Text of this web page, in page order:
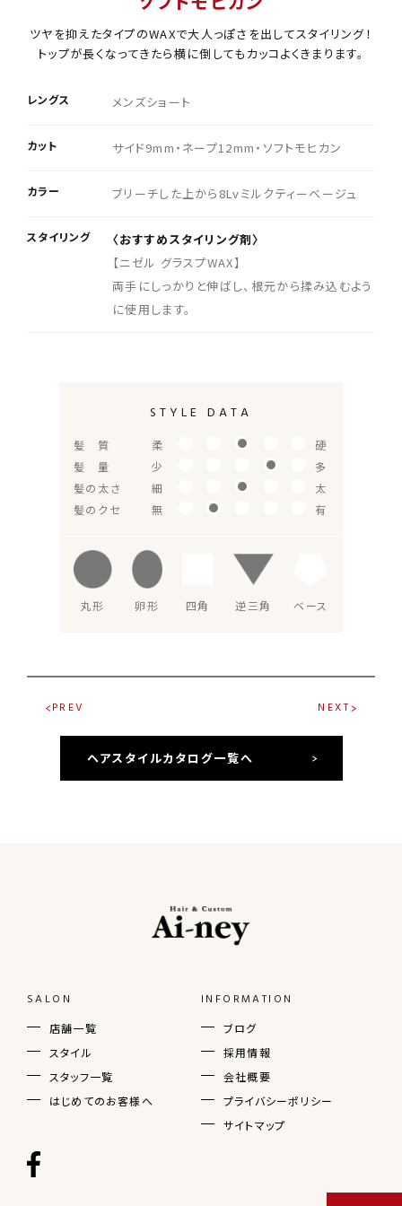
ツヤを抑えたタイプのWAXで大人っぽさを出してスタイリング！
トップが長くなってきたら横に倒してもカッコよくきまります。
レングス メンズショート
カット サイド9mm・ネープ12mm・ソフトモヒカン
カラー ブリーチした上から8Lvミルクティーベージュ
スタイリング
〈おすすめスタイリング剤〉
【ニゼル グラスプWAX】
両手にしっかりと伸ばし、根元から揉み込むよう
に使用します。
STYLE DATA
髪 質 柔
硬
髪 量
少
多
髪の太さ
細
太
髪のクセ
無 有
丸形 卵形 四角 逆三角 ベース
PREV NEXT
ヘアスタイルカタログ一覧へ
SALON
店舗一覧
スタイル
スタッフ一覧
はじめてのお客様へ
INFORMATION
ブログ
採用情報
会社概要
プライバシーポリシー
サイトマップ